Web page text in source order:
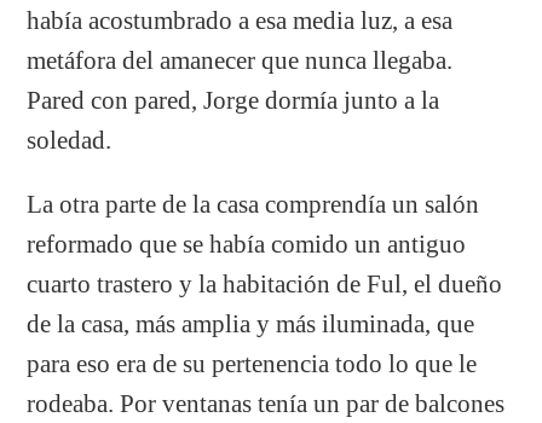
había acostumbrado a esa media luz, a esa
metáfora del amanecer que nunca llegaba.
Pared con pared, Jorge dormía junto a la
soledad.
La otra parte de la casa comprendía un salón
reformado que se había comido un antiguo
cuarto trastero y la habitación de Ful, el dueño
de la casa, más amplia y más iluminada, que
para eso era de su pertenencia todo lo que le
rodeaba. Por ventanas tenía un par de balcones